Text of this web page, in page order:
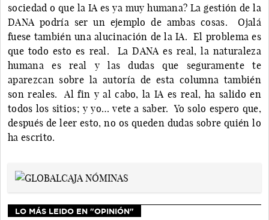
sociedad o que la IA es ya muy humana? La gestión de la
DANA podría ser un ejemplo de ambas cosas. Ojalá
fuese también una alucinación de la IA. El problema es
que todo esto es real. La DANA es real, la naturaleza
humana es real y las dudas que seguramente te
aparezcan sobre la autoría de esta columna también
son reales. Al fin y al cabo, la IA es real, ha salido en
todos los sitios; y yo… vete a saber. Yo solo espero que,
después de leer esto, no os queden dudas sobre quién lo
ha escrito.
LO MÁS LEIDO EN "OPINIÓN"